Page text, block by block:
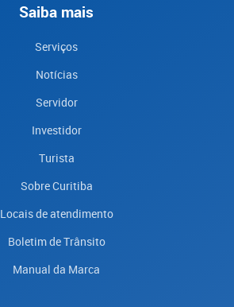
Saiba mais
Serviços
Notícias
Servidor
Investidor
Turista
Sobre Curitiba
Locais de atendimento
Boletim de Trânsito
Manual da Marca